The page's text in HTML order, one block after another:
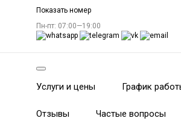
Показать номер
Пн-пт: 07:00—19:00
Услуги и цены График
Отзывы Частые вопросы